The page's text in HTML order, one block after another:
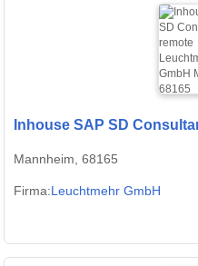
Inhouse SAP SD
Mannheim, 68165
Firma:Leuchtmehr GmbH